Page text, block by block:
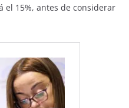
el 15%, antes de considerar